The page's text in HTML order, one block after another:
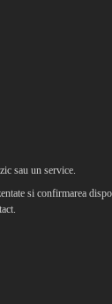
sau un service.
si confirmarea